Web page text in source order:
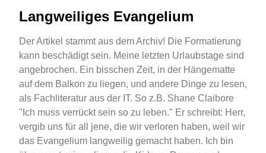
Langweiliges Evangelium
Der Artikel stammt aus dem Archiv! Die Formatierung
kann beschädigt sein. Meine letzten Urlaubstage sind
angebrochen. Ein bisschen Zeit, in der Hängematte
auf dem Balkon zu liegen, und andere Dinge zu lesen,
als Fachliteratur aus der IT. So z.B. Shane Claibore
"Ich muss verrückt sein so zu leben." Er schreibt: Herr,
vergib uns für all jene, die wir verloren haben, weil wir
das Evangelium langweilig gemacht haben. Ich bin